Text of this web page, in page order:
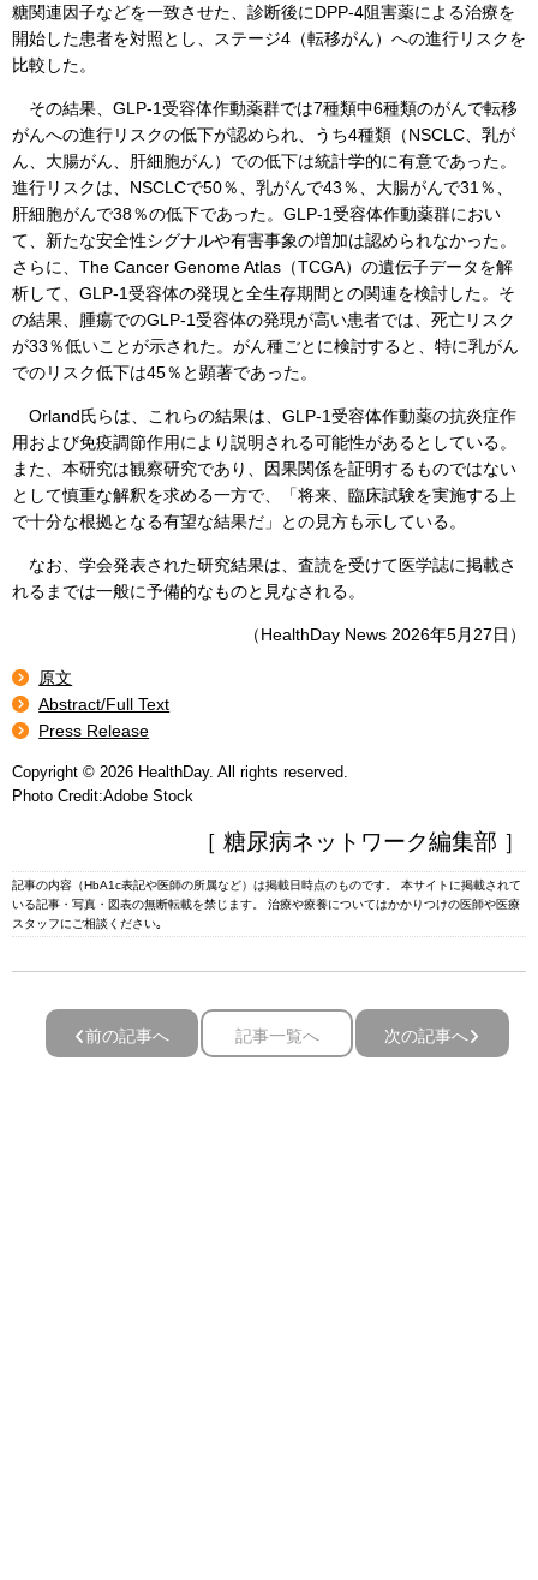
糖関連因子などを一致させた、診断後にDPP-4阻害薬による治療を
開始した患者を対照とし、ステージ4（転移がん）への進行リスクを
比較した。
その結果、GLP-1受容体作動薬群では7種類中6種類のがんで転移
がんへの進行リスクの低下が認められ、うち4種類（NSCLC、乳が
ん、大腸がん、肝細胞がん）での低下は統計学的に有意であった。
進行リスクは、NSCLCで50％、乳がんで43％、大腸がんで31％、
肝細胞がんで38％の低下であった。GLP-1受容体作動薬群におい
て、新たな安全性シグナルや有害事象の増加は認められなかった。
さらに、The Cancer Genome Atlas（TCGA）の遺伝子データを解
析して、GLP-1受容体の発現と全生存期間との関連を検討した。そ
の結果、腫瘍でのGLP-1受容体の発現が高い患者では、死亡リスク
が33％低いことが示された。がん種ごとに検討すると、特に乳がん
でのリスク低下は45％と顕著であった。
Orland氏らは、これらの結果は、GLP-1受容体作動薬の抗炎症作
用および免疫調節作用により説明される可能性があるとしている。
また、本研究は観察研究であり、因果関係を証明するものではない
として慎重な解釈を求める一方で、「将来、臨床試験を実施する上
で十分な根拠となる有望な結果だ」との見方も示している。
なお、学会発表された研究結果は、査読を受けて医学誌に掲載さ
れるまでは一般に予備的なものと見なされる。
（HealthDay News 2026年5月27日）
原文
Abstract/Full Text
Press Release
Copyright © 2026 HealthDay. All rights reserved.
Photo Credit:Adobe Stock
［ 糖尿病ネットワーク編集部 ］
記事の内容（HbA1c表記や医師の所属など）は掲載日時点のものです。 本サイトに掲載されて
いる記事・写真・図表の無断転載を禁じます。 治療や療養についてはかかりつけの医師や医療
スタッフにご相談ください｡
前の記事へ 記事一覧へ 次の記事へ